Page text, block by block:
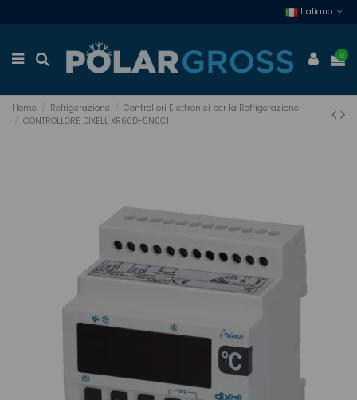
Italiano
0
Home Refrigerazione
Controllori Elettronici per la Refrigerazione
CONTROLLORE DIXELL XR60D-5N0C1